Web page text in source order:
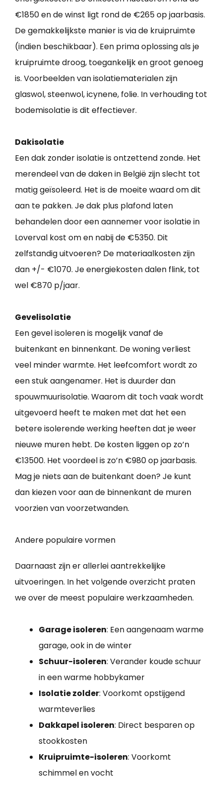
€1850 en de winst ligt rond de €265 op jaarbasis.
De gemakkelijkste manier is via de kruipruimte
(indien beschikbaar). Een prima oplossing als je
kruipruimte droog, toegankelijk en groot genoeg
is. Voorbeelden van isolatiematerialen zijn
glaswol, steenwol, icynene, folie. In verhouding tot
bodemisolatie is dit effectiever.
Dakisolatie
Een dak zonder isolatie is ontzettend zonde. Het
merendeel van de daken in België zijn slecht tot
matig geïsoleerd. Het is de moeite waard om dit
aan te pakken. Je dak plus plafond laten
behandelen door een aannemer voor isolatie in
Loverval kost om en nabij de €5350. Dit
zelfstandig uitvoeren? De materiaalkosten zijn
dan +/- €1070. Je energiekosten dalen flink, tot
wel €870 p/jaar.
Gevelisolatie
Een gevel isoleren is mogelijk vanaf de
buitenkant en binnenkant. De woning verliest
veel minder warmte. Het leefcomfort wordt zo
een stuk aangenamer. Het is duurder dan
spouwmuurisolatie. Waarom dit toch vaak wordt
uitgevoerd heeft te maken met dat het een
betere isolerende werking heeften dat je weer
nieuwe muren hebt. De kosten liggen op zo’n
€13500. Het voordeel is zo’n €980 op jaarbasis.
Mag je niets aan de buitenkant doen? Je kunt
dan kiezen voor aan de binnenkant de muren
voorzien van voorzetwanden.
Andere populaire vormen
Daarnaast zijn er allerlei aantrekkelijke
uitvoeringen. In het volgende overzicht praten
we over de meest populaire werkzaamheden.
Garage isoleren: Een aangenaam warme
garage, ook in de winter
Schuur-isoleren: Verander koude schuur
in een warme hobbykamer
Isolatie zolder: Voorkomt opstijgend
warmteverlies
Dakkapel isoleren: Direct besparen op
stookkosten
Kruipruimte-isoleren: Voorkomt
schimmel en vocht